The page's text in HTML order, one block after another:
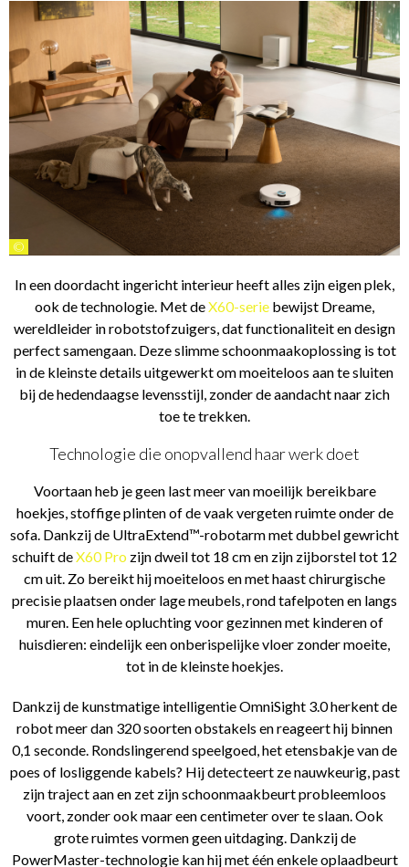
©
In een doordacht ingericht interieur heeft alles zijn eigen plek,
ook de technologie. Met deX60-serie bewijst Dreame,
wereldleider in robotstofzuigers, dat functionaliteit en design
perfect samengaan. Deze slimme schoonmaakoplossing is tot
in de kleinste details uitgewerkt om moeiteloos aan te sluiten
bij de hedendaagse levensstijl, zonder de aandacht naar zich
toe te trekken.
Technologie die onopvallend haar werk doet
Voortaan heb je geen last meer van moeilijk bereikbare
hoekjes, stoffige plinten of de vaak vergeten ruimte onder de
sofa. Dankzij de UltraExtend™-robotarm met dubbel gewricht
schuift deX60 Pro zijn dweil tot 18 cm en zijn zijborstel tot 12
cm uit. Zo bereikt hij moeiteloos en met haast chirurgische
precisie plaatsen onder lage meubels, rond tafelpoten en langs
muren. Een hele opluchting voor gezinnen met kinderen of
huisdieren: eindelijk een onberispelijke vloer zonder moeite,
tot in de kleinste hoekjes.
Dankzij de kunstmatige intelligentie OmniSight 3.0 herkent de
robot meer dan 320 soorten obstakels en reageert hij binnen
0,1 seconde. Rondslingerend speelgoed, het etensbakje van de
poes of losliggende kabels? Hij detecteert ze nauwkeurig, past
zijn traject aan en zet zijn schoonmaakbeurt probleemloos
voort, zonder ook maar een centimeter over te slaan. Ook
grote ruimtes vormen geen uitdaging. Dankzij de
PowerMaster-technologie kan hij met één enkele oplaadbeurt